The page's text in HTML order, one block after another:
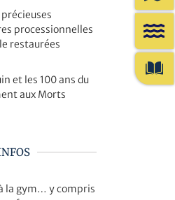
précieuses
processionnelles
restaurées
et les 100 ans du
aux Morts
la gym… y compris